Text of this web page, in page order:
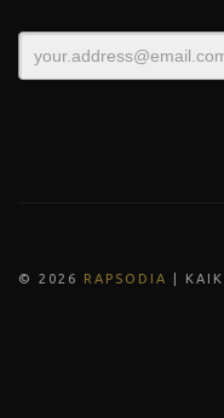
© 202 6 RAPSODIA |